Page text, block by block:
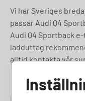
Vi har Sveriges
passar Audi Q4
Audi Q4 Sportback
ladduttag
alltid kontakta vår